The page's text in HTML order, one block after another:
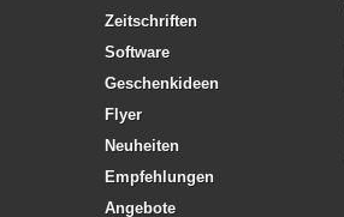
Zeitschriften
Software
Geschenkideen
Flyer
Neuheiten
Empfehlungen
Angebote